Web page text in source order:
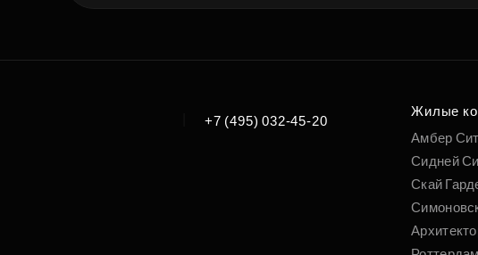
+7 (495) 032-45-20
Жилые
Амбер
Сидней
Скай